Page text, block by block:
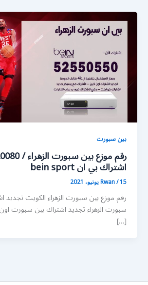
بين سبورت
اشتراك بي ان bein sport
Rwan/15 يونيو، 2021
رقم موزع بين سبورت الزهراء الكويت تجديد
سبورت الزهراء تجديد اشتراك بين سبورت
[…]